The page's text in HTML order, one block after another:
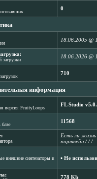
0
18.06.2005 @
загрузки
18.06.2026 @
710
информация
версия FruityLoops
FL Studio
11568
Есть ли
портвейн / / /
внешние синтезаторы и
▪ Не
778 Kb